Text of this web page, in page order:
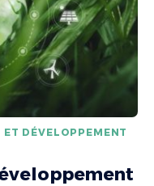
DÉVELOPPEMENT